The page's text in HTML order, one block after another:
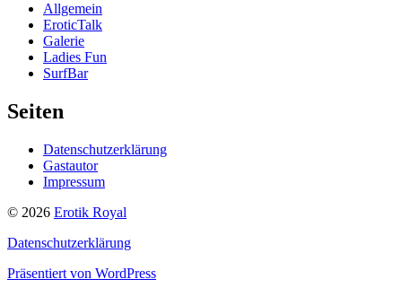
Allgemein
EroticTalk
Galerie
Ladies Fun
SurfBar
Seiten
Datenschutzerklärung
Gastautor
Impressum
© 2026 Erotik Royal
Datenschutzerklärung
Präsentiert von WordPress